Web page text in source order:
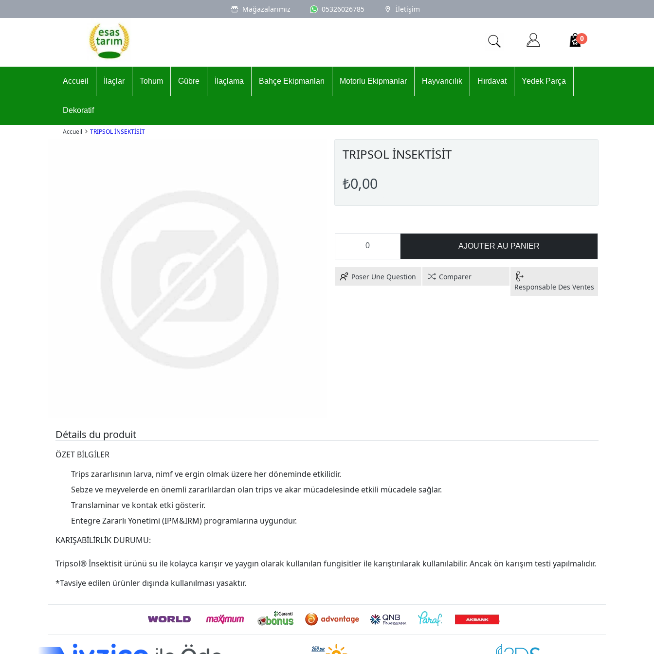
Mağazalarımız 05326026785 İletişim
Logo
0
Accueil İlaçlar Tohum Gübre İlaçlama Bahçe Ekipmanları Motorlu Ekipmanlar Hayvancılık Hırdavat Yedek Parça
Dekoratif
Accueil TRIPSOL İNSEKTİSİT
TRIPSOL İNSEKTİSİT
₺0,00
AJOUTER AU PANIER
Poser Une Question
Comparer
Responsable Des Ventes
Détails du produit
ÖZET BİLGİLER
Trips zararlısının larva, nimf ve ergin olmak üzere her döneminde etkilidir.
Sebze ve meyvelerde en önemli zararlılardan olan trips ve akar mücadelesinde etkili mücadele sağlar.
Translaminar ve kontak etki gösterir.
Entegre Zararlı Yönetimi (IPM&IRM) programlarına uygundur.
KARIŞABİLİRLİK DURUMU:
Tripsol® İnsektisit ürünü su ile kolayca karışır ve yaygın olarak kullanılan fungisitler ile karıştırılarak kullanılabilir. Ancak ön karışım testi yapılmalıdır.
*Tavsiye edilen ürünler dışında kullanılması yasaktır.